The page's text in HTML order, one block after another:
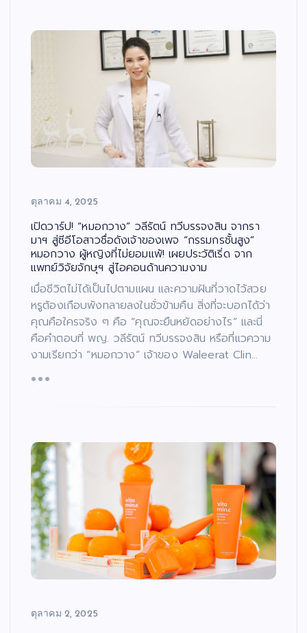
ตุลาคม 4, 2025
เปิดวาร์ป! “หมอกวาง” วลีรัตน์ ทวีบรรจงสิน จากรา
มาฯ สู่ซีอีโอสาวชื่อดังเจ้าของเพจ “กรรมกรชั้นสูง”
หมอกวาง ผู้หญิงที่ไม่ยอมแพ้! เผยประวัติเริ่ด จาก
แพทย์วิจัยจักษุฯ สู่ไอคอนด้านความงาม
เมื่อชีวิตไม่ได้เป็นไปตามแผน และความฝันที่วาดไว้สวย
หรูต้องเกือบพังทลายลงในชั่วข้ามคืน สิ่งที่จะบอกได้ว่า
คุณคือใครจริง ๆ คือ “คุณจะยืนหยัดอย่างไร” และนี่
คือคำตอบที่ พญ. วลีรัตน์ ทวีบรรจงสิน หรือที่แวความ
งามเรียกว่า “หมอกวาง” เจ้าของ Waleerat Clin…
ตุลาคม 2, 2025